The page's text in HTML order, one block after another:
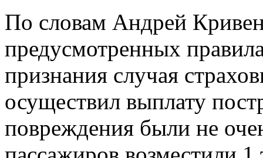
По словам Андрей
предусмотренных
признания случая
осуществил выплату
повреждения были не